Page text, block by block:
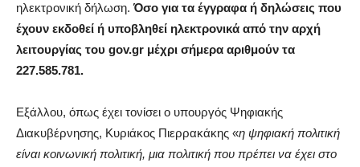
ηλεκτρονική δήλωση. Όσο για τα έγγραφα ή δηλώσεις που
έχουν εκδοθεί ή υποβληθεί ηλεκτρονικά από την αρχή
λειτουργίας του gov.gr μέχρι σήμερα αριθμούν τα
227.585.781.
Εξάλλου, όπως έχει τονίσει ο υπουργός Ψηφιακής
Διακυβέρνησης, Κυριάκος Πιερρακάκης «η ψηφιακή πολιτική
είναι κοινωνική πολιτική, μια πολιτική που πρέπει να έχει στο